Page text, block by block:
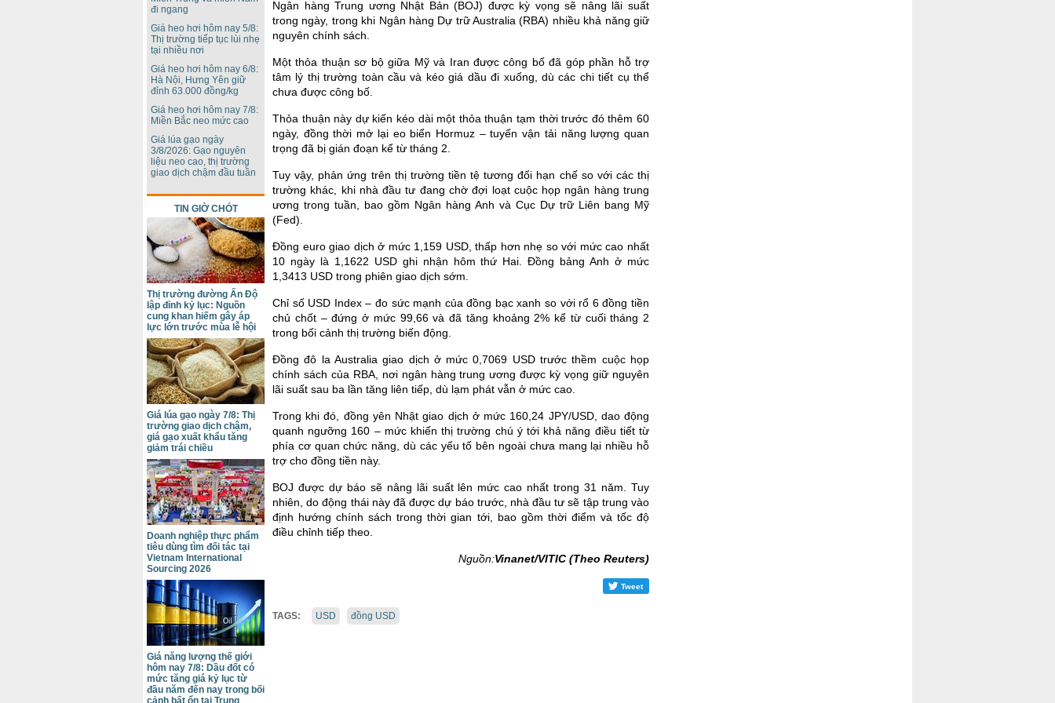
Ngân hàng Trung ương Nhật Bản (BOJ) được kỳ vọng sẽ nâng lãi suất
trong ngày, trong khi Ngân hàng Dự trữ Australia (RBA) nhiều khả năng giữ
nguyên chính sách.
Một thỏa thuận sơ bộ giữa Mỹ và Iran được công bố đã góp phần hỗ trợ
tâm lý thị trường toàn cầu và kéo giá dầu đi xuống, dù các chi tiết cụ thể
chưa được công bố.
Thỏa thuận này dự kiến kéo dài một thỏa thuận tạm thời trước đó thêm 60
ngày, đồng thời mở lại eo biển Hormuz – tuyến vận tải năng lượng quan
trọng đã bị gián đoạn kể từ tháng 2.
Tuy vậy, phản ứng trên thị trường tiền tệ tương đối hạn chế so với các thị
trường khác, khi nhà đầu tư đang chờ đợi loạt cuộc họp ngân hàng trung
ương trong tuần, bao gồm Ngân hàng Anh và Cục Dự trữ Liên bang Mỹ
(Fed).
Đồng euro giao dịch ở mức 1,159 USD, thấp hơn nhẹ so với mức cao nhất
10 ngày là 1,1622 USD ghi nhận hôm thứ Hai. Đồng bảng Anh ở mức
1,3413 USD trong phiên giao dịch sớm.
Chỉ số USD Index – đo sức mạnh của đồng bạc xanh so với rổ 6 đồng tiền
chủ chốt – đứng ở mức 99,66 và đã tăng khoảng 2% kể từ cuối tháng 2
trong bối cảnh thị trường biến động.
Đồng đô la Australia giao dịch ở mức 0,7069 USD trước thềm cuộc họp
chính sách của RBA, nơi ngân hàng trung ương được kỳ vọng giữ nguyên
lãi suất sau ba lần tăng liên tiếp, dù lạm phát vẫn ở mức cao.
Trong khi đó, đồng yên Nhật giao dịch ở mức 160,24 JPY/USD, dao động
quanh ngưỡng 160 – mức khiến thị trường chú ý tới khả năng điều tiết từ
phía cơ quan chức năng, dù các yếu tố bên ngoài chưa mang lại nhiều hỗ
trợ cho đồng tiền này.
BOJ được dự báo sẽ nâng lãi suất lên mức cao nhất trong 31 năm. Tuy
nhiên, do động thái này đã được dự báo trước, nhà đầu tư sẽ tập trung vào
định hướng chính sách trong thời gian tới, bao gồm thời điểm và tốc độ
điều chỉnh tiếp theo.
Nguồn:Vinanet/VITIC (Theo Reuters)
Tweet
TAGS: USD đồng USD
đi ngang
Giá heo hơi hôm nay 5/8:
Thị trường tiếp tục lùi nhẹ
tại nhiều nơi
Giá heo hơi hôm nay 6/8:
Hà Nội, Hưng Yên giữ
đỉnh 63.000 đồng/kg
Giá heo hơi hôm nay 7/8:
Miền Bắc neo mức cao
Giá lúa gạo ngày
3/8/2026: Gạo nguyên
liệu neo cao, thị trường
giao dịch chậm đầu tuần
TIN GIỜ CHÓT
Thị trường đường Ấn Độ
lập đỉnh kỷ lục: Nguồn
cung khan hiếm gây áp
lực lớn trước mùa lễ hội
Giá lúa gạo ngày 7/8: Thị
trường giao dịch chậm,
giá gạo xuất khẩu tăng
giảm trái chiều
Doanh nghiệp thực phẩm
tiêu dùng tìm đối tác tại
Vietnam International
Sourcing 2026
Giá năng lượng thế giới
hôm nay 7/8: Dầu đốt có
mức tăng giá kỷ lục từ
đầu năm đến nay trong bối
cảnh bất ổn tại Trung